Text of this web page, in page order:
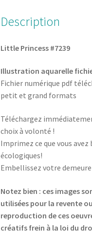
Description
Little Princess #7239
Illustration aquarelle
Fichier numérique pdf
petit et grand formats
Téléchargez
choix à volonté !
Imprimez ce que vous
écologiques!
Embellissez votre
Notez bien : ces images
utilisées pour la revente
reproduction de ces
créatifs frein à la loi du